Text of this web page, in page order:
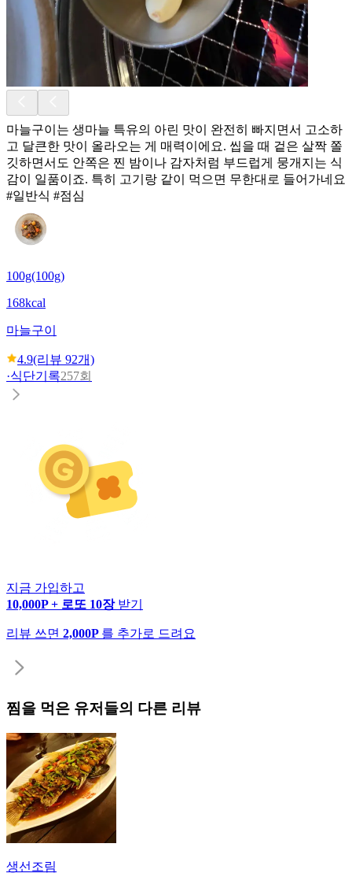
마늘구이는 생마늘 특유의 아린 맛이 완전히 빠지면서 고소하
고 달큰한 맛이 올라오는 게 매력이에요. 씹을 때 겉은 살짝 쫄
깃하면서도 안쪽은 찐 밤이나 감자처럼 부드럽게 뭉개지는 식
감이 일품이죠. 특히 고기랑 같이 먹으면 무한대로 들어가네요
#일반식 #점심
100g(100g)
168kcal
마늘구이
4.9(리뷰 92개)
·식단기록257회
지금 가입하고
10,000P + 로또 10장 받기
리뷰 쓰면 2,000P 를 추가로 드려요
찜을 먹은 유저들의 다른 리뷰
생선조림